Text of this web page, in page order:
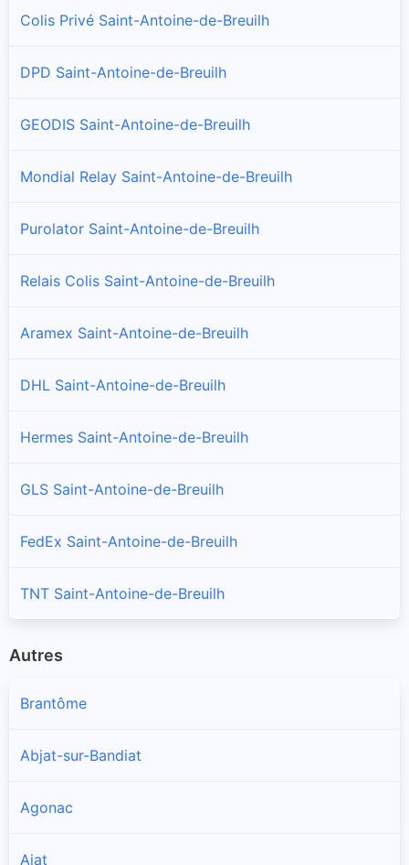
Colis Privé Saint-Antoine-de-Breuilh
DPD Saint-Antoine-de-Breuilh
GEODIS Saint-Antoine-de-Breuilh
Mondial Relay Saint-Antoine-de-Breuilh
Purolator Saint-Antoine-de-Breuilh
Relais Colis Saint-Antoine-de-Breuilh
Aramex Saint-Antoine-de-Breuilh
DHL Saint-Antoine-de-Breuilh
Hermes Saint-Antoine-de-Breuilh
GLS Saint-Antoine-de-Breuilh
FedEx Saint-Antoine-de-Breuilh
TNT Saint-Antoine-de-Breuilh
Autres
Brantôme
Abjat-sur-Bandiat
Agonac
Ajat